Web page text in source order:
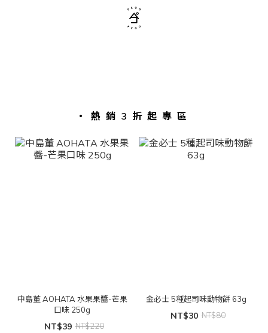
・熱銷3折起專區
中島董 AOHATA 水果果醬-芒果
口味 250g
NT$39 NT$220
金必士 5種起司味動物餅 63g
NT$30 NT$80